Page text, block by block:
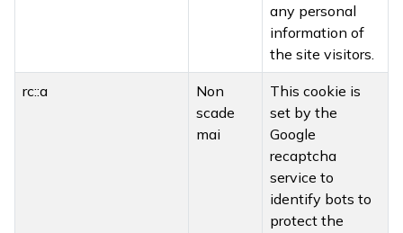
any personal
information of
the site visitors.
rc::a
Non
scade
mai
This cookie is
set by the
Google
recaptcha
service to
identify bots to
protect the